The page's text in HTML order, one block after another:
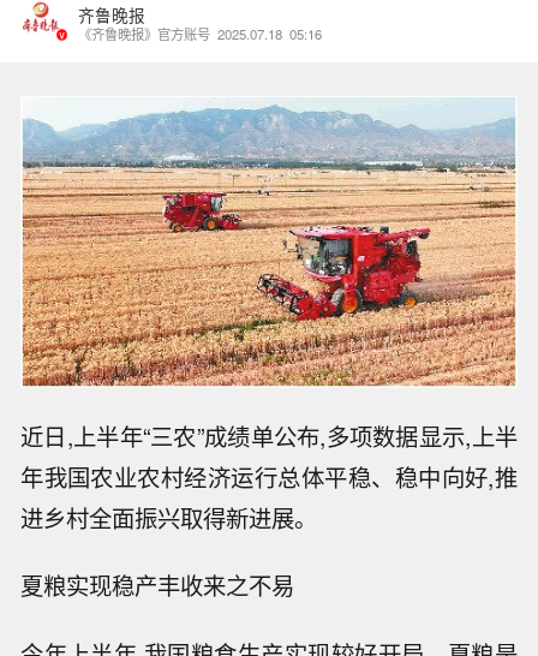
齐鲁晚报
《齐鲁晚报》官方账号 2025.07.18 05:16
近日,上半年“三农”成绩单公布,多项数据显示,上半
年我国农业农村经济运行总体平稳、稳中向好,推
进乡村全面振兴取得新进展。
夏粮实现稳产丰收来之不易